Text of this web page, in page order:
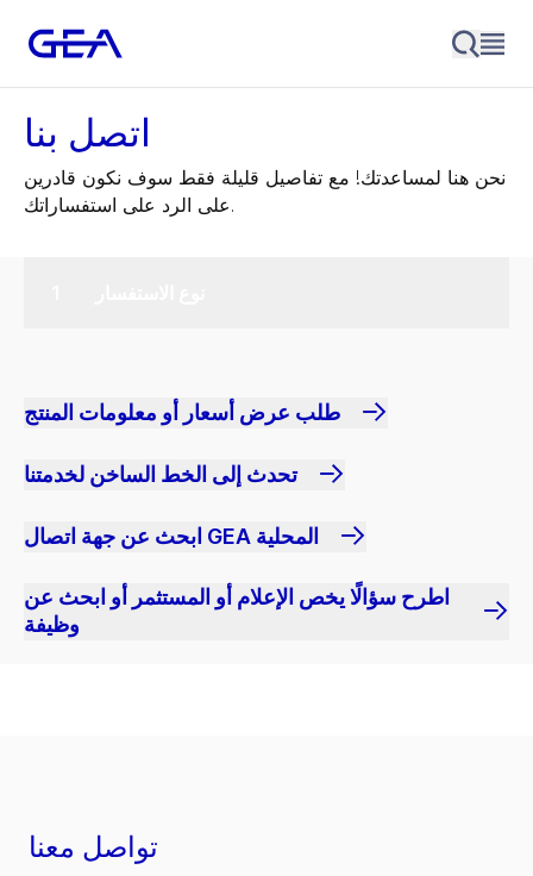
اتصل بنا
نحن هنا لمساعدتك! مع تفاصيل قليلة فقط سوف نكون قادرين
على الرد على استفساراتك.
طلب عرض أسعار أو معلومات المنتج
تحدث إلى الخط الساخن لخدمتنا
ابحث عن جهة اتصال GEA المحلية
اطرح سؤالًا يخص الإعلام أو المستثمر أو ابحث عن
وظيفة
تواصل معنا